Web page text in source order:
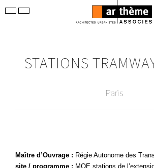
STATIONS
Paris
Maître d’Ouvrage : Régie Autonome des
site / programme : MOE stations de